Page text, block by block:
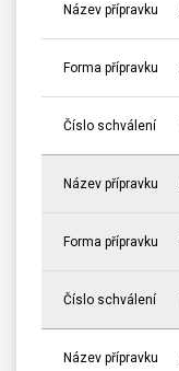
Název přípravku
Forma přípravku
Číslo schválení
Název přípravku
Forma přípravku
Číslo schválení
Název přípravku